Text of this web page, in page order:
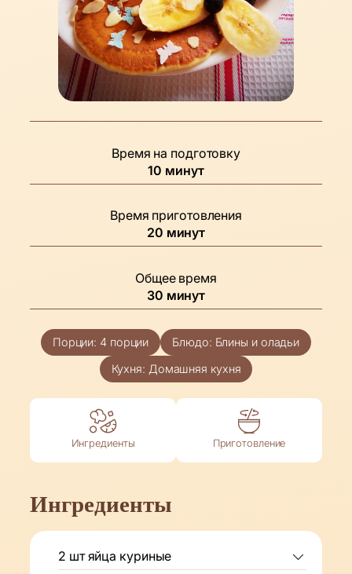
Время на подготовку
10 минуты
минут
Время приготовления
20минуты
минут
Общее время
30минуты
минут
Порции: 4 порции Блюдо: Блины и оладьи
Кухня: Домашняя кухня
Ингредиенты Приготовление
Ингредиенты
2 шт яйца куриные